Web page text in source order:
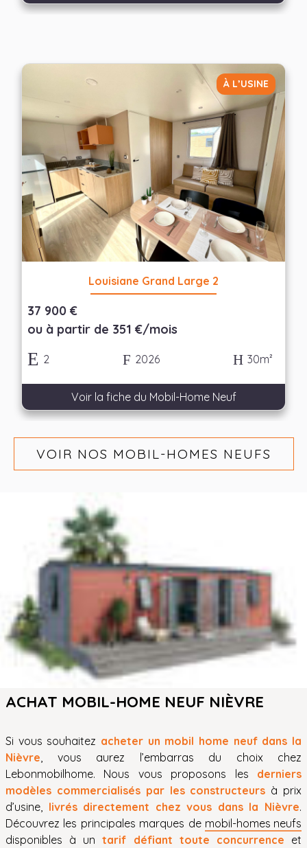
À L’USINE
Louisiane Grand Large 2
37 900 €
ou à partir de 351 €/mois
2 2026 30m²
Voir la fiche du Mobil-Home Neuf
VOIR NOS MOBIL-HOMES NEUFS
ACHAT MOBIL-HOME NEUF NIÈVRE
Si vous souhaitez acheter un mobil home neuf dans la
Nièvre, vous aurez l’embarras du choix chez
Lebonmobilhome. Nous vous proposons les derniers
modèles commercialisés par les constructeurs à prix
d’usine, livrés directement chez vous dans la Nièvre.
Découvrez les principales marques de mobil-homes neufs
disponibles à untarif défiant toute concurrence et